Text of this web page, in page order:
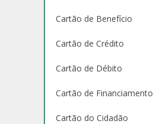
Cartão de Benefício
Cartão de Crédito
Cartão de Débito
Cartão de Financiamento
Cartão do Cidadão